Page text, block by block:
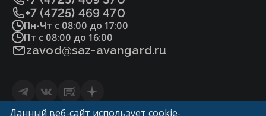
+7 (4725) 469 470
Пн-Чт с 08:00 до 17:00
Пт с 08:00 до 16:00
zavod@saz-avangard.ru
Статьи
Данный веб-сайт использует cookie-